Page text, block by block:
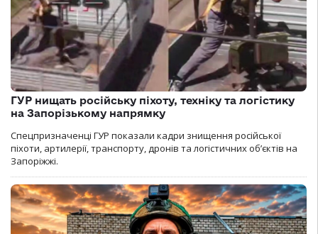
ГУР нищать російську піхоту, техніку та логістику
на Запорізькому напрямку
Спецпризначенці ГУР показали кадри знищення російської
піхоти, артилерії, транспорту, дронів та логістичних об’єктів на
Запоріжжі.